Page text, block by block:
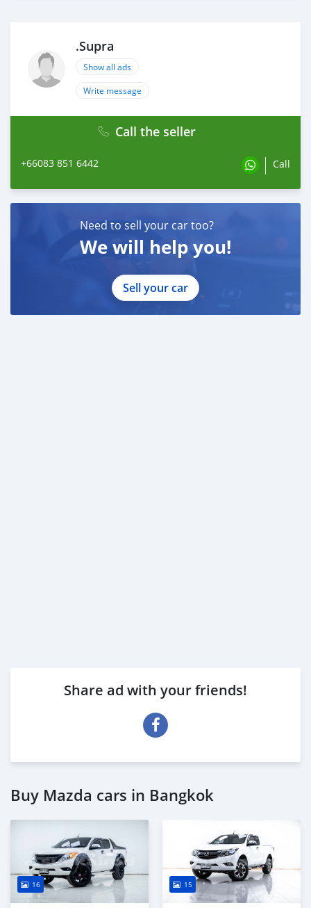
.Supra
Show all ads
Write message
Call the seller
+66083 851 6442 Call
Need to sell your car too?
We will help you!
Sell your car
Share ad with your friends!
Buy Mazda cars in Bangkok
16 15